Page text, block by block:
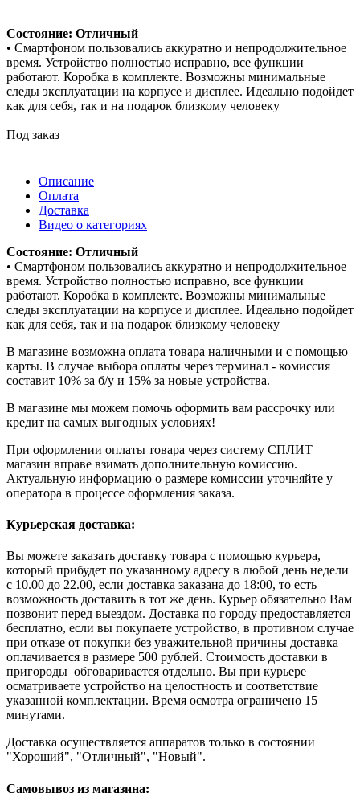
Состояние: Отличный
• Смартфоном пользовались аккуратно и непродолжительное
время. Устройство полностью исправно, все функции
работают. Коробка в комплекте. Возможны минимальные
следы эксплуатации на корпусе и дисплее. Идеально подойдет
как для себя, так и на подарок близкому человеку
Под заказ
Описание
Оплата
Доставка
Видео о категориях
Состояние: Отличный
• Смартфоном пользовались аккуратно и непродолжительное
время. Устройство полностью исправно, все функции
работают. Коробка в комплекте. Возможны минимальные
следы эксплуатации на корпусе и дисплее. Идеально подойдет
как для себя, так и на подарок близкому человеку
В магазине возможна оплата товара наличными и с помощью
карты. В случае выбора оплаты через терминал - комиссия
составит 10% за б/у и 15% за новые устройства.
В магазине мы можем помочь оформить вам рассрочку или
кредит на самых выгодных условиях!
При оформлении оплаты товара через систему СПЛИТ
магазин вправе взимать дополнительную комиссию.
Актуальную информацию о размере комиссии уточняйте у
оператора в процессе оформления заказа.
Курьерская доставка:
Вы можете заказать доставку товара с помощью курьера,
который прибудет по указанному адресу в любой день недели
с 10.00 до 22.00, если доставка заказана до 18:00, то есть
возможность доставить в тот же день. Курьер обязательно Вам
позвонит перед выездом. Доставка по городу предоставляется
бесплатно, если вы покупаете устройство, в противном случае
при отказе от покупки без уважительной причины доставка
оплачивается в размере 500 рублей. Стоимость доставки в
пригороды обговаривается отдельно. Вы при курьере
осматриваете устройство на целостность и соответствие
указанной комплектации. Время осмотра ограничено 15
минутами.
Доставка осуществляется аппаратов только в состоянии
"Хороший", "Отличный", "Новый".
Самовывоз из магазина: